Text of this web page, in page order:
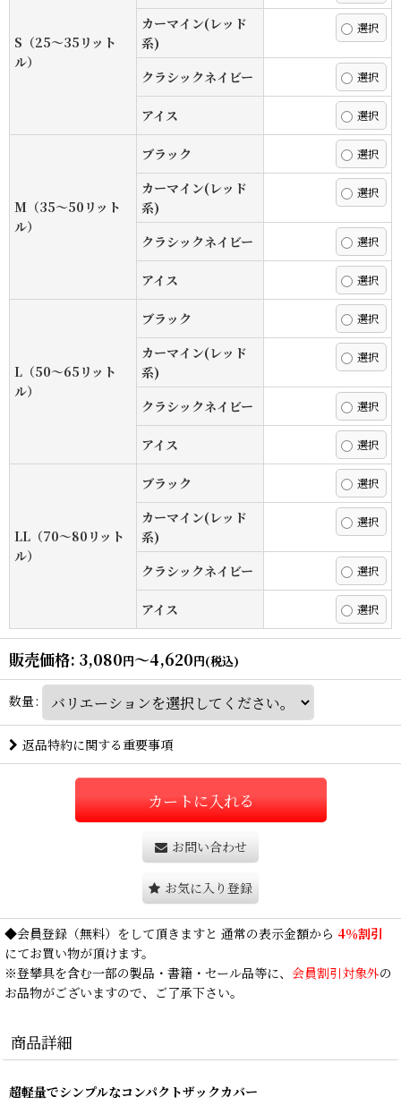
S（25〜35リット
ル）
カーマイン(レッド
系)
クラシックネイビー
アイス
M（35〜50リット
ル）
ブラック
カーマイン(レッド
系)
クラシックネイビー
アイス
L（50〜65リット
ル）
ブラック
カーマイン(レッド
系)
クラシックネイビー
アイス
LL（70〜80リット
ル）
ブラック
カーマイン(レッド
系)
クラシックネイビー
アイス
販売価格: 3,080円～4,620円(税込)
数量:
返品特約に関する重要事項
カートに入れる
お問い合わせ
お気に入り登録
◆会員登録 （無料）をして頂きますと 通常の表示金額から 4％割引
にてお買い物が頂けます。
※登攀具を含む一部の製品・書籍・セール品等に、 会員割引対象外の
お品物がございますので、ご了承下さい。
商品詳細
超軽量でシンプルなコンパクトザックカバー